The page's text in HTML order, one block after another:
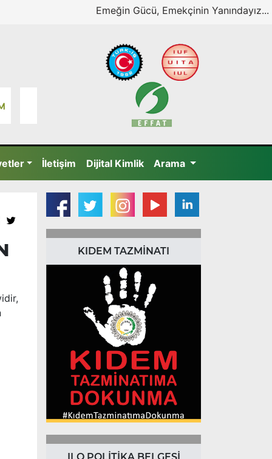
Emeğin Gücü, Emekçinin Yanındayız...
İletişim Dijital Kimlik Arama
KIDEM TAZMİNATI